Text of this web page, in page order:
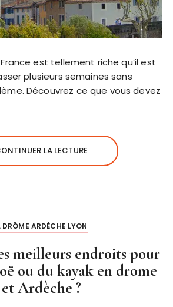
est tellement riche qu’il est
plusieurs semaines sans
Découvrez ce que vous devez
LA LECTURE
DRÔME ARDÈCHE LYON
meilleurs endroits pour
ou du kayak en drome
et Ardèche ?